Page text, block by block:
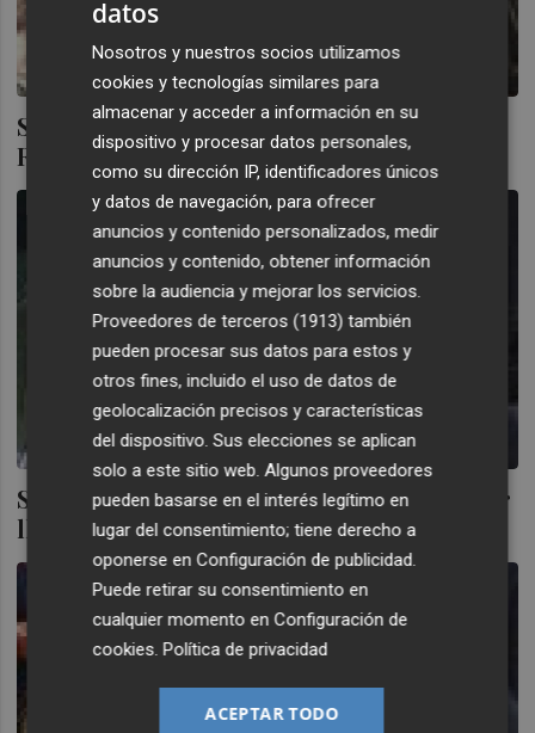
Sonia Castedo pide 75.000 euros a Núria
Roca por llamarla "choriza
Sonia Castedo demandará a Nuria Roca por
llamarla "choriza sin paliativos
datos
Nosotros y nuestros socios utilizamos
cookies y tecnologías similares para
almacenar y acceder a información en su
dispositivo y procesar datos personales,
como su dirección IP, identificadores únicos
y datos de navegación, para ofrecer
anuncios y contenido personalizados, medir
anuncios y contenido, obtener información
sobre la audiencia y mejorar los servicios.
Proveedores de terceros (1913) también
pueden procesar sus datos para estos y
otros fines, incluido el uso de datos de
geolocalización precisos y características
del dispositivo. Sus elecciones se aplican
solo a este sitio web. Algunos proveedores
pueden basarse en el interés legítimo en
lugar del consentimiento; tiene derecho a
oponerse enConfiguración de publicidad.
Puede retirar su consentimiento en
cualquier momento enConfiguración de
cookies.Política de privacidad
ACEPTAR TODO